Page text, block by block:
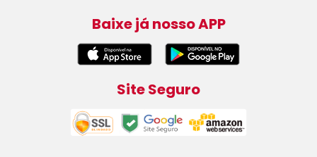
Baixe já nosso APP
Site Seguro